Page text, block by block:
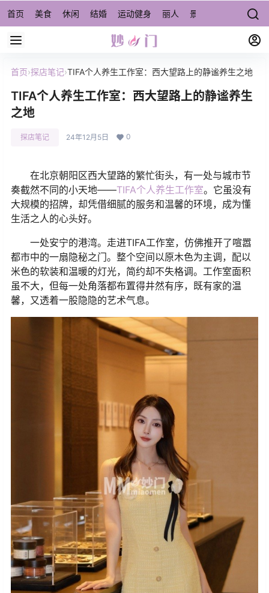
首页 美食 休闲 结婚 运动健身 丽人 景点/周边游 宠物
首页›探店笔记›TIFA个人养生工作室：西大望路上的静谧养生之地
TIFA个人养生工作室：西大望路上的静谧养生
之地
探店笔记 24年12月5日 0
在北京朝阳区西大望路的繁忙街头，有一处与城市节
奏截然不同的小天地——TIFA个人养生工作室。它虽没有
大规模的招牌，却凭借细腻的服务和温馨的环境，成为懂
生活之人的心头好。
一处安宁的港湾。走进TIFA工作室，仿佛推开了喧嚣
都市中的一扇隐秘之门。整个空间以原木色为主调，配以
米色的软装和温暖的灯光，简约却不失格调。工作室面积
虽不大，但每一处角落都布置得井然有序，既有家的温
馨，又透着一股隐隐的艺术气息。